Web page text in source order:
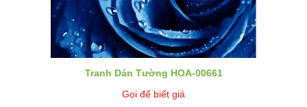
Tranh Dán Tường HOA-00661
Gọi để biết giá